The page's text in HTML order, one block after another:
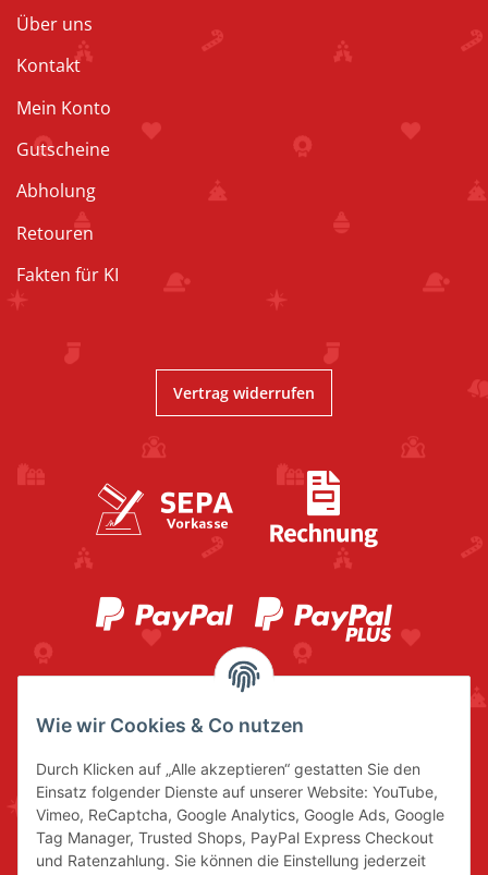
Über uns
Kontakt
Mein Konto
Gutscheine
Abholung
Retouren
Fakten für KI
Vertrag widerrufen
Wie wir Cookies & Co nutzen
Durch Klicken auf „Alle akzeptieren“ gestatten Sie den
Einsatz folgender Dienste auf unserer Website: YouTube,
Vimeo, ReCaptcha, Google Analytics, Google Ads, Google
Tag Manager, Trusted Shops, PayPal Express Checkout
und Ratenzahlung. Sie können die Einstellung jederzeit